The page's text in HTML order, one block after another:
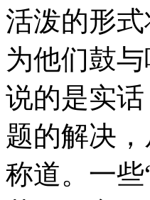
活泼的形
为他们鼓
说的是实
题的解决
称道。一